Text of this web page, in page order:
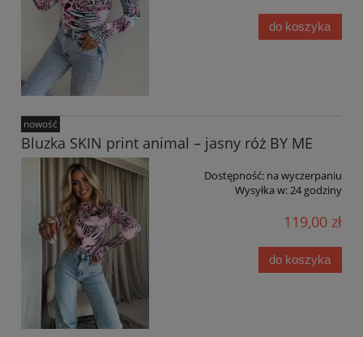
do koszyka
Bluzka SKIN print animal – jasny róż BY ME
Dostępność: na wyczerpaniu
Wysyłka w:24 godziny
119,00 zł
do koszyka
nowość